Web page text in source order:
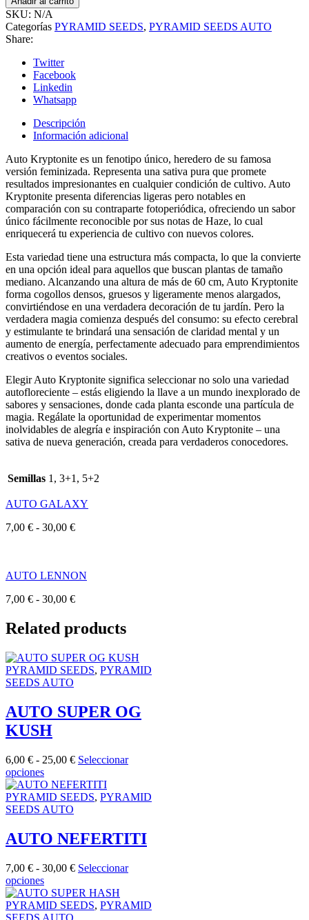
cantidad
SKU: N/A
Categorías PYRAMID SEEDS, PYRAMID SEEDS AUTO
Share:
Twitter
Facebook
Linkedin
Whatsapp
Descripción
Información adicional
Auto Kryptonite es un fenotipo único, heredero de su famosa
versión feminizada. Representa una sativa pura que promete
resultados impresionantes en cualquier condición de cultivo. Auto
Kryptonite presenta diferencias ligeras pero notables en
comparación con su contraparte fotoperiódica, ofreciendo un sabor
único fácilmente reconocible por sus notas de Haze, lo cual
enriquecerá tu experiencia de cultivo con nuevos colores.
Esta variedad tiene una estructura más compacta, lo que la convierte
en una opción ideal para aquellos que buscan plantas de tamaño
mediano. Alcanzando una altura de más de 60 cm, Auto Kryptonite
forma cogollos densos, gruesos y ligeramente menos alargados,
convirtiéndose en una verdadera decoración de tu jardín. Pero la
verdadera magia comienza después del consumo: su efecto cerebral
y estimulante te brindará una sensación de claridad mental y un
aumento de energía, perfectamente adecuado para emprendimientos
creativos o eventos sociales.
Elegir Auto Kryptonite significa seleccionar no solo una variedad
autofloreciente – estás eligiendo la llave a un mundo inexplorado de
sabores y sensaciones, donde cada planta esconde una partícula de
magia. Regálate la oportunidad de experimentar momentos
inolvidables de alegría e inspiración con Auto Kryptonite – una
sativa de nueva generación, creada para verdaderos conocedores.
Semillas 1, 3+1, 5+2
AUTO GALAXY
7,00 € - 30,00 €Rango
7,00 €
30,00 €
AUTO LENNON
7,00 € - 30,00 €Rango
precios:
desde
hasta
30,00 €
Related products
PYRAMID SEEDS, PYRAMID
SEEDS AUTO
AUTO SUPER OG
KUSH
6,00 € - 25,00 €Rango
precios:
desde
25,00 €
Seleccionar
opcionesEste
producto
tiene
múltiples
Las
opciones
pueden
elegir
en
la
PYRAMID SEEDS, PYRAMID
SEEDS AUTO
AUTO NEFERTITI
7,00 € - 30,00 €Rango
precios:
desde
Seleccionar
opcionesEste
producto
tiene
múltiples
PYRAMID SEEDS, PYRAMID
SEEDS AUTO